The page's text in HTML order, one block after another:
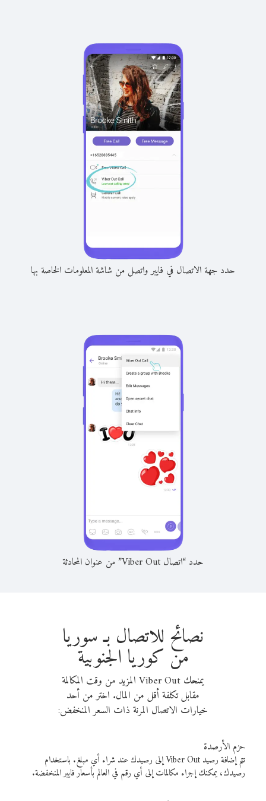
حدد جهة الاتصال في فايبر واتصل من شاشة المعلومات الخاصة بها
حدد “اتصال Viber Out” من عنوان المحادثة
نصائح للاتصال بـ سوريا
من كوريا الجنوبية
يمنحك Viber Out المزيد من وقت المكالمة
مقابل تكلفة أقل من المال. اختر من أحد
خيارات الاتصال المرنة ذات السعر المنخفض:
حزم الأرصدة
تتم إضافة رصيد Viber Out إلى رصيدك عند شراء أي مبلغ. باستخدام
رصيدك، يمكنك إجراء مكالمات إلى أي رقم في العالم بأسعار فايبر المنخفضة.